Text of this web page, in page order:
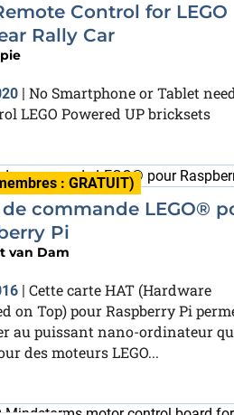
Control for LEGO
Rally Car
| No Smartphone or Tablet
LEGO Powered UP bricksets
: GRATUIT)
commande LEGO®
Pi
van Dam
| Cette carte HAT (Hardware
on Top) pour Raspberry Pi
au puissant nano-ordinateur
des moteurs LEGO...